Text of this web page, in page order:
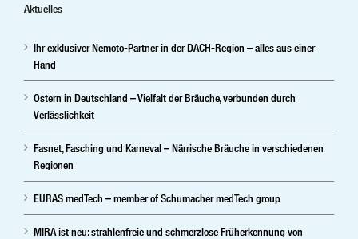
Aktuelles
Ihr exklusiver Nemoto-Partner in der DACH-Region – alles aus einer
Hand
Ostern in Deutschland – Vielfalt der Bräuche, verbunden durch
Verlässlichkeit
Fasnet, Fasching und Karneval – Närrische Bräuche in verschiedenen
Regionen
EURAS medTech – member of Schumacher medTech group
MIRA ist neu: strahlenfreie und schmerzlose Früherkennung von